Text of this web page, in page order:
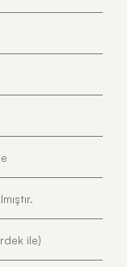
ile)